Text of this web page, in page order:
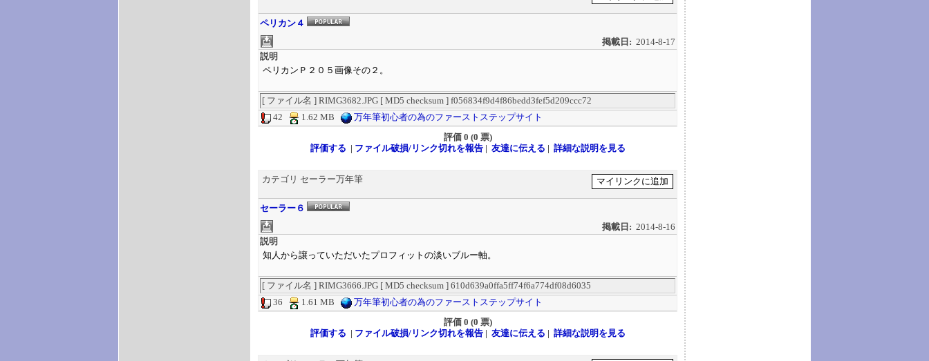
ペリカン４
掲載日: 2014-8-17
説明
ペリカンＰ２０５画像その２。
[ ファイル名 ] RIMG3682.JPG [ MD5 checksum ] f056834f9d4f86bedd3fef5d209ccc72
42
1.62 MB
万年筆初心者の為のファーストステップサイト
評価0 (0 票)
評価する | ファイル破損/リンク切れを報告| 友達に伝える | 詳細な説明を見る
カテゴリ セーラー万年筆
セーラー６
掲載日: 2014-8-16
説明
知人から譲っていただいたプロフィットの淡いブルー軸。
[ ファイル名 ] RIMG3666.JPG [ MD5 checksum ] 610d639a0ffa5ff74f6a774df08d6035
36
1.61 MB
万年筆初心者の為のファーストステップサイト
評価0 (0 票)
評価する | ファイル破損/リンク切れを報告| 友達に伝える | 詳細な説明を見る